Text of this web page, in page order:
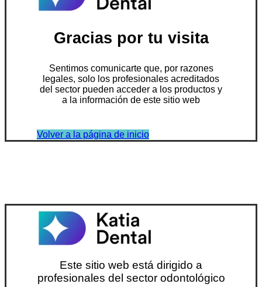
Gracias por tu visita
Sentimos comunicarte que, por razones
legales, solo los profesionales acreditados
del sector pueden acceder a los productos y
a la información de este sitio web
Volver a la página de inicio
Este sitio web está dirigido a
profesionales del sector odontológico